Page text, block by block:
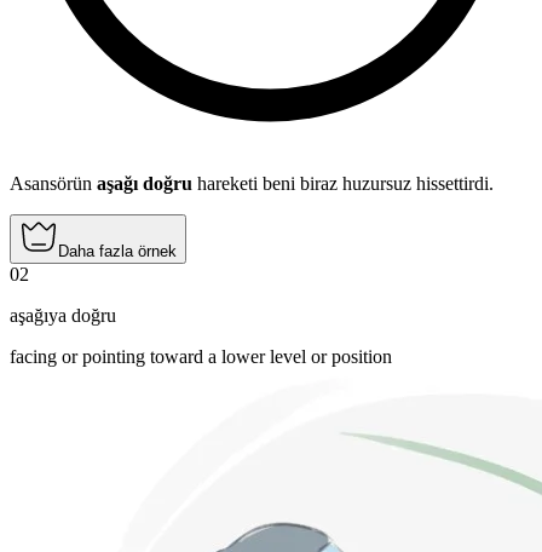
Asansörün aşağı doğru hareketi beni biraz huzursuz hissettirdi.
Daha fazla örnek
02
aşağıya doğru
facing or pointing toward a lower level or position